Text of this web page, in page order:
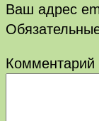
Ваш адрес
Комментарий